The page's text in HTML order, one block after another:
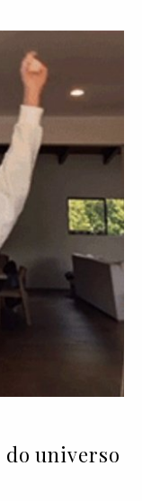
universo